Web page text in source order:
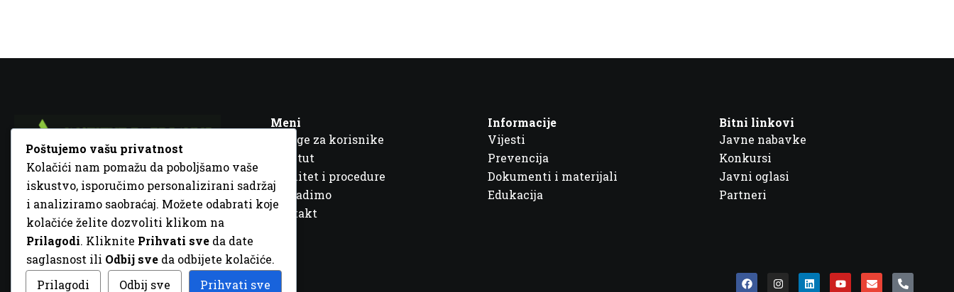
Fra Ivana Jukića br. 2, 72000 Zenica, BiH
+387 32 448 001
info@inz.ba
http://www.inz.ba
Meni
Usluge za korisnike
Institut
Kvalitet i procedure
Šta radimo
Kontakt
Informacije
Vijesti
Prevencija
Dokumenti i materijali
Edukacija
Bitni linkovi
Javne nabavke
Konkursi
Javni oglasi
Partneri
© 2026 Sva prava zadržana. DizajnGordonDM
Poštujemo vašu privatnost
Kolačići nam pomažu da poboljšamo vaše
iskustvo, isporučimo personalizirani sadržaj
i analiziramo saobraćaj. Možete odabrati koje
kolačiće želite dozvoliti klikom na
Prilagodi. Kliknite Prihvati sve da date
saglasnost ili Odbij sve da odbijete kolačiće.
Prilagodi
Odbij sve Prihvati sve